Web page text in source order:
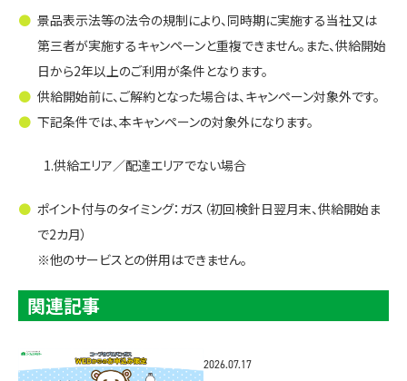
景品表示法等の法令の規制により、同時期に実施する当社又は
第三者が実施するキャンペーンと重複できません。また、供給開始
日から2年以上のご利用が条件となります。
供給開始前に、ご解約となった場合は、キャンペーン対象外です。
下記条件では、本キャンペーンの対象外になります。
1.供給エリア／配達エリアでない場合
ポイント付与のタイミング： ガス（初回検針日翌月末、供給開始ま
で2カ月）
※他のサービスとの併用はできません。
関連記事
2026.07.17